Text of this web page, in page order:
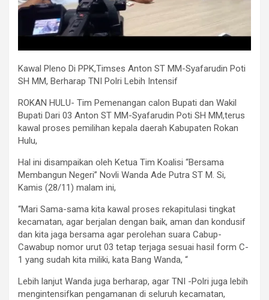
Kawal Pleno Di PPK,Timses Anton ST MM-Syafarudin Poti
SH MM, Berharap TNI Polri Lebih Intensif
ROKAN HULU- Tim Pemenangan calon Bupati dan Wakil
Bupati Dari 03 Anton ST MM-Syafarudin Poti SH MM,terus
kawal proses pemilihan kepala daerah Kabupaten Rokan
Hulu,
Hal ini disampaikan oleh Ketua Tim Koalisi “Bersama
Membangun Negeri” Novli Wanda Ade Putra ST M. Si,
Kamis (28/11) malam ini,
“Mari Sama-sama kita kawal proses rekapitulasi tingkat
kecamatan, agar berjalan dengan baik, aman dan kondusif
dan kita jaga bersama agar perolehan suara Cabup-
Cawabup nomor urut 03 tetap terjaga sesuai hasil form C-
1 yang sudah kita miliki, kata Bang Wanda, “
Lebih lanjut Wanda juga berharap, agar TNI -Polri juga lebih
mengintensifkan pengamanan di seluruh kecamatan,